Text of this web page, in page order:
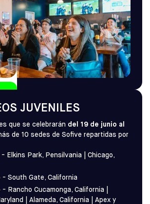
JUVENILES
que se celebrarán del 19 de junio al
de 10 sedes de Sofive repartidas por
- Elkins Park, Pensilvania | Chicago,
- South Gate, California
- Rancho Cucamonga, California |
| Alameda, California | Apex y